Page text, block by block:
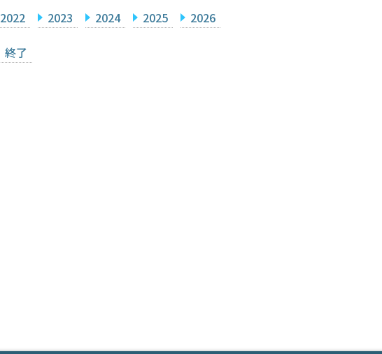
2022 2023 2024 2025 2026
終了